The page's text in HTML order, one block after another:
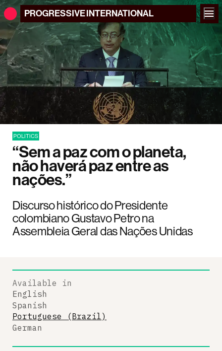
PROGRESSIVEINTERNATIONAL
POLITICS
“Sem a paz com o planeta,
não haverá paz entre as
nações.”
Discurso histórico do Presidente
colombiano Gustavo Petro na
Assembleia Geral das Nações Unidas
Available in
English
Spanish
Portuguese (Brazil)
German